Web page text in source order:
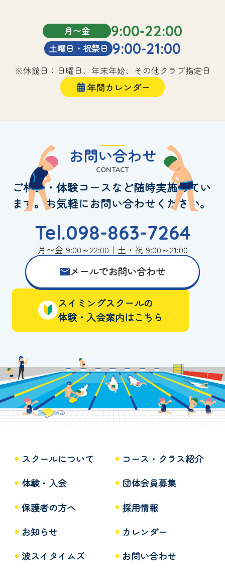
月〜金 9:00-22:00
土曜日・祝祭日 9:00-21:00
※休館日：日曜日、年末年始、その他クラブ指定日
年間カレンダー
お問い合わせ
CONTACT
ご相談・体験コースなど随時実施してい
ます。お気軽にお問い合わせください。
Tel.098-863-7264
月〜金 9:00～22:00｜土・祝 9:00～21:00
メールでお問い合わせ
スイミングスクールの
体験・入会案内はこちら
スクールについて
コース・クラス紹介
体験・入会
団体会員募集
保護者の方へ
採用情報
お知らせ
カレンダー
波スイタイムズ
お問い合わせ